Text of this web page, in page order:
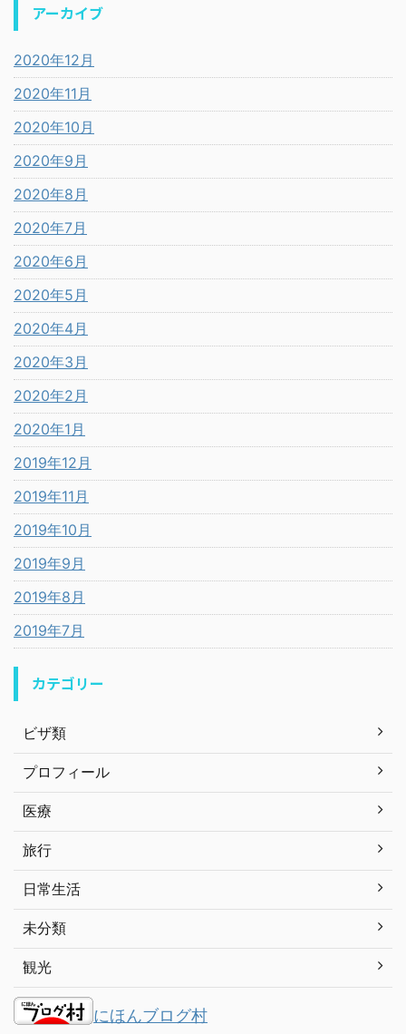
アーカイブ
2020年12月
2020年11月
2020年10月
2020年9月
2020年8月
2020年7月
2020年6月
2020年5月
2020年4月
2020年3月
2020年2月
2020年1月
2019年12月
2019年11月
2019年10月
2019年9月
2019年8月
2019年7月
カテゴリー
ビザ類
プロフィール
医療
旅行
日常生活
未分類
観光
にほんブログ村